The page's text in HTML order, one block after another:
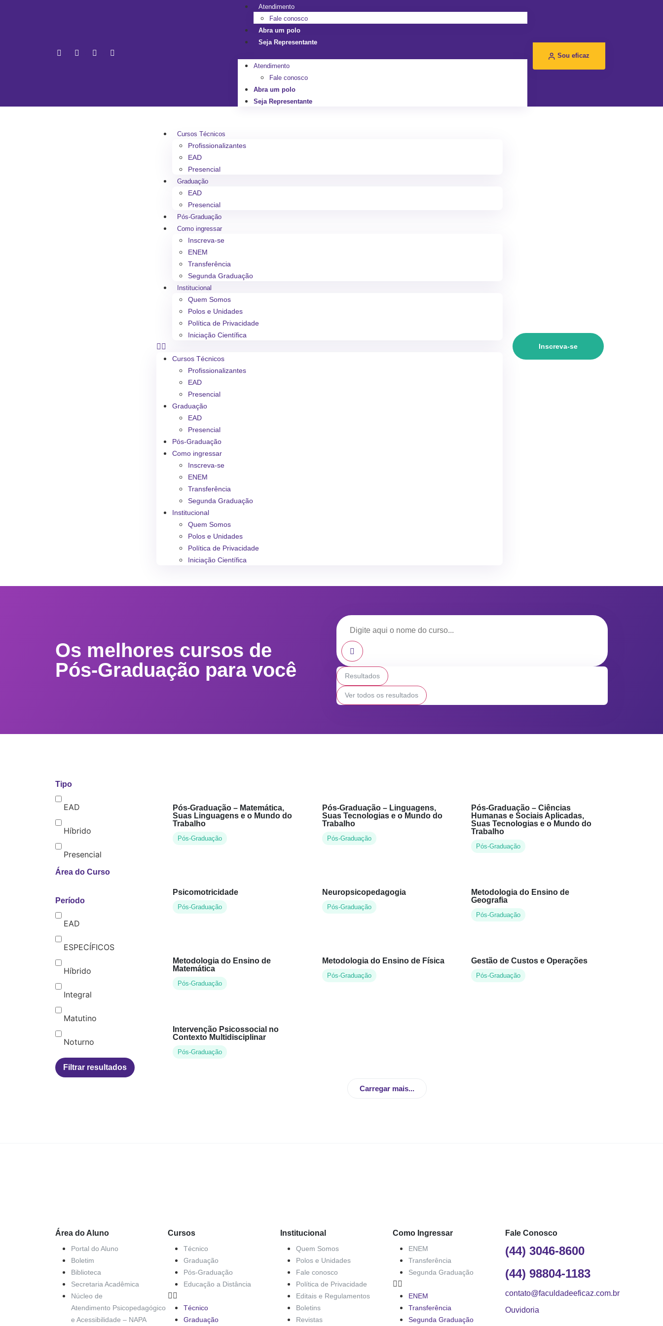
Atendimento
Fale conosco
Abra um polo
Seja Representante
Atendimento
Fale conosco
Abra um polo
Seja Representante
Sou eficaz
Cursos Técnicos
Profissionalizantes
EAD
Presencial
Graduação
EAD
Presencial
Pós-Graduação
Como ingressar
Inscreva-se
ENEM
Transferência
Segunda Graduação
Institucional
Quem Somos
Polos e Unidades
Política de Privacidade
Iniciação Científica
Cursos Técnicos
Profissionalizantes
EAD
Presencial
Graduação
EAD
Presencial
Pós-Graduação
Como ingressar
Inscreva-se
ENEM
Transferência
Segunda Graduação
Institucional
Quem Somos
Polos e Unidades
Política de Privacidade
Iniciação Científica
Inscreva-se
Os melhores cursos de
Pós-Graduação para você
Resultados
Ver todos os resultados
Tipo
EAD
Híbrido
Presencial
Área do Curso
Período
EAD
ESPECÍFICOS
Híbrido
Integral
Matutino
Noturno
Filtrar resultados
Pós-Graduação – Matemática,
Suas Linguagens e o Mundo do
Trabalho
Pós-Graduação
Pós-Graduação – Linguagens,
Suas Tecnologias e o Mundo do
Trabalho
Pós-Graduação
Pós-Graduação – Ciências
Humanas e Sociais Aplicadas,
Suas Tecnologias e o Mundo do
Trabalho
Pós-Graduação
Psicomotricidade
Pós-Graduação
Neuropsicopedagogia
Pós-Graduação
Metodologia do Ensino de
Geografia
Pós-Graduação
Metodologia do Ensino de
Matemática
Pós-Graduação
Metodologia do Ensino de Física
Pós-Graduação
Gestão de Custos e Operações
Pós-Graduação
Intervenção Psicossocial no
Contexto Multidisciplinar
Pós-Graduação
Carregar mais...
Área do Aluno
Portal do Aluno
Boletim
Biblioteca
Secretaria Acadêmica
Núcleo de
Atendimento Psicopedagógico
e Acessibilidade – NAPA
Cursos
Técnico
Graduação
Pós-Graduação
Educação a Distância
Técnico
Graduação
Institucional
Quem Somos
Polos e Unidades
Fale conosco
Política de Privacidade
Editais e Regulamentos
Boletins
Revistas
Como Ingressar
ENEM
Transferência
Segunda Graduação
ENEM
Transferência
Segunda Graduação
Fale Conosco
(44) 3046-8600
(44) 98804-1183
contato@faculdadeeficaz.com.br
Ouvidoria